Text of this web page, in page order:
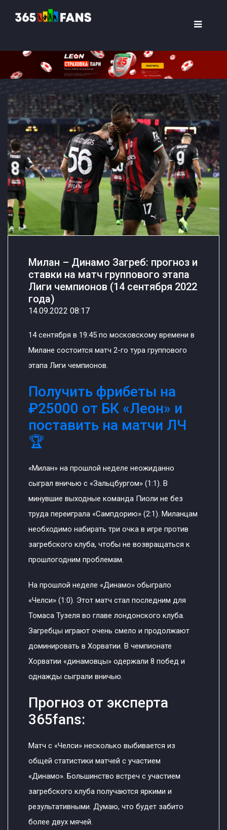
Милан – Динамо Загреб: прогноз и
ставки на матч группового этапа
Лиги чемпионов (14 сентября 2022
года)
14.09.2022 08:17
14 сентября в 19:45 по московскому времени в
Милане состоится матч 2-го тура группового
этапа Лиги чемпионов.
Получить фрибеты на
₽25000 от БК «Леон» и
поставить на матчи ЛЧ
🏆
«Милан» на прошлой неделе неожиданно
сыграл вничью с «Зальцбургом» (1:1). В
минувшие выходные команда Пиоли не без
труда переиграла «Сампдорию» (2:1). Миланцам
необходимо набирать три очка в игре против
загребского клуба, чтобы не возвращаться к
прошлогодним проблемам.
На прошлой неделе «Динамо» обыграло
«Челси» (1:0). Этот матч стал последним для
Томаса Тузеля во главе лондонского клуба.
Загребцы играют очень смело и продолжают
доминировать в Хорватии. В чемпионате
Хорватии «динамовцы» одержали 8 побед и
однажды сыграли вничью.
Прогноз от эксперта
365fans:
Матч с «Челси» несколько выбивается из
общей статистики матчей с участием
«Динамо». Большинство встреч с участием
загребского клуба получаются яркими и
результативными. Думаю, что будет забито
более двух мячей.